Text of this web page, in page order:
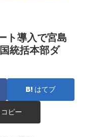
ト導入で宮島
統括本部ダ
はてブ
コピー